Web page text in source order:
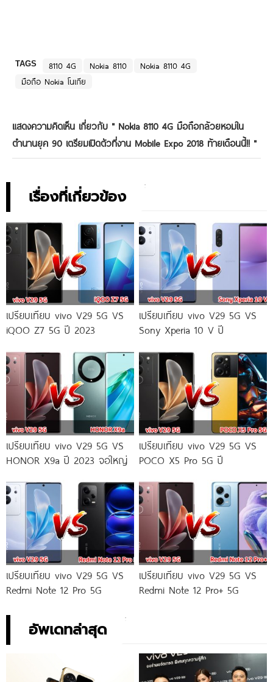
TAGS 8110 4G Nokia 8110
Nokia 8110 4G
มือถือ Nokia โนเกีย
แสดงความคิดเห็น เกี่ยวกับ " Nokia 8110 4G มือถือกล้วยหอมใน
ตำนานยุค 90 เตรียมเปิดตัวที่งาน Mobile Expo 2018 ท้ายเดือนนี้!! "
เรื่องที่เกี่ยวข้อง
เปรียบเทียบ vivo V29 5G VS
iQOO Z7 5G ปี 2023
เปรียบเทียบ vivo V29 5G VS
Sony Xperia 10 V ปี
เปรียบเทียบ vivo V29 5G VS
HONOR X9a ปี 2023 จอใหญ่
เปรียบเทียบ vivo V29 5G VS
POCO X5 Pro 5G ปี
เปรียบเทียบ vivo V29 5G VS
Redmi Note 12 Pro 5G
เปรียบเทียบ vivo V29 5G VS
Redmi Note 12 Pro+ 5G
อัพเดทล่าสุด